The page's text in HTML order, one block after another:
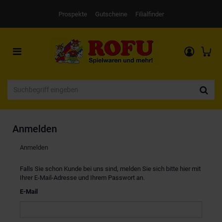
Prospekte Gutscheine Filialfinder
Toggle
navigation
Anmelden
Anmelden
Falls Sie schon Kunde bei uns sind, melden Sie sich bitte hier mit
Ihrer E-Mail-Adresse und Ihrem Passwort an.
E-Mail